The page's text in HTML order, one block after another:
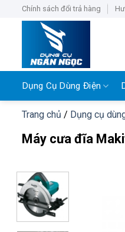
Chính sách đổi trả hàng
Dụng Cụ Dùng Điện
Trang chủ / Dụng cụ
Máy cưa đĩa